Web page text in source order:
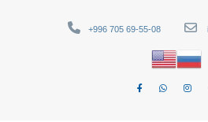
+996 705 69-55-08